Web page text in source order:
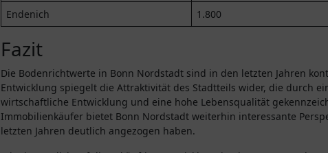
Endenich
1.800
Fazit
Die Bodenrichtwerte in Bonn Nordstadt sind in den letzten Jahren
Entwicklung spiegelt die Attraktivität des Stadtteils wider, die durch
wirtschaftliche Entwicklung und eine hohe Lebensqualität
Immobilienkäufer bietet Bonn Nordstadt weiterhin interessante
letzten Jahren deutlich angezogen haben.